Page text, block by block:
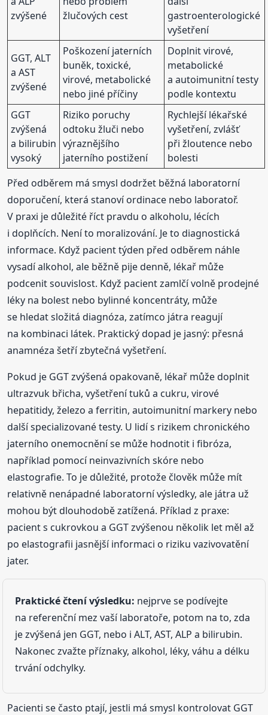
zvýšené
žlučových cest
gastroenterologické
vyšetření
GGT, ALT
a AST
zvýšené
Poškození jaterních
buněk, toxické,
virové, metabolické
nebo jiné příčiny
Doplnit virové,
metabolické
a autoimunitní testy
podle kontextu
GGT
zvýšená
a bilirubin
vysoký
Riziko poruchy
odtoku žluči nebo
výraznějšího
jaterního postižení
Rychlejší lékařské
vyšetření, zvlášť
při žloutence nebo
bolesti
Před odběrem má smysl dodržet běžná laboratorní
doporučení, která stanoví ordinace nebo laboratoř.
V praxi je důležité říct pravdu o alkoholu, lécích
i doplňcích. Není to moralizování. Je to diagnostická
informace. Když pacient týden před odběrem náhle
vysadí alkohol, ale běžně pije denně, lékař může
podcenit souvislost. Když pacient zamlčí volně prodejné
léky na bolest nebo bylinné koncentráty, může
se hledat složitá diagnóza, zatímco játra reagují
na kombinaci látek. Praktický dopad je jasný: přesná
anamnéza šetří zbytečná vyšetření.
Pokud je GGT zvýšená opakovaně, lékař může doplnit
ultrazvuk břicha, vyšetření tuků a cukru, virové
hepatitidy, železo a ferritin, autoimunitní markery nebo
další specializované testy. U lidí s rizikem chronického
jaterního onemocnění se může hodnotit i fibróza,
například pomocí neinvazivních skóre nebo
elastografie. To je důležité, protože člověk může mít
relativně nenápadné laboratorní výsledky, ale játra už
mohou být dlouhodobě zatížená. Příklad z praxe:
pacient s cukrovkou a GGT zvýšenou několik let měl až
po elastografii jasnější informaci o riziku vazivovatění
jater.
Praktické čtení výsledku: nejprve se podívejte
na referenční mez vaší laboratoře, potom na to, zda
je zvýšená jen GGT, nebo i ALT, AST, ALP a bilirubin.
Nakonec zvažte příznaky, alkohol, léky, váhu a délku
trvání odchylky.
Pacienti se často ptají, jestli má smysl kontrolovat GGT